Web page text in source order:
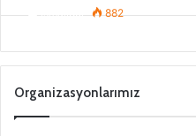
ismaildur 882
Organizasyonlarımız